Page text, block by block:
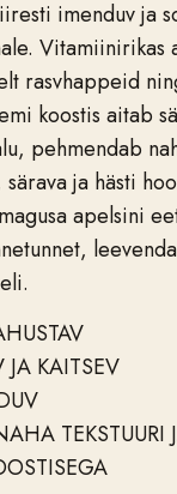
imenduv ja
Vitamiinirikas
rasvhappeid
koostis aitab
pehmendab
ja hästi
apelsini
KAITSEV
TEKSTUURI